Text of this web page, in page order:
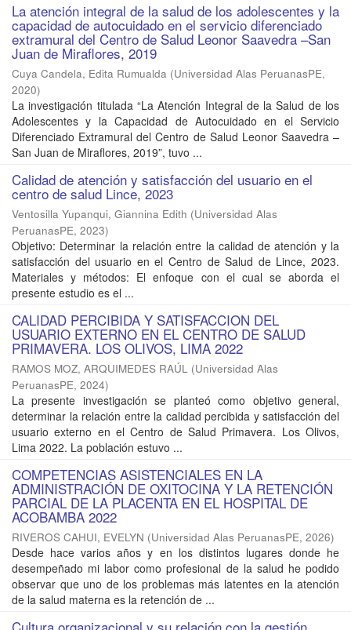
La atención integral de la salud de los adolescentes y la
capacidad de autocuidado en el servicio diferenciado
extramural del Centro de Salud Leonor Saavedra –San
Juan de Miraflores, 2019
Cuya Candela, Edita Rumualda (Universidad Alas PeruanasPE,
2020)
La investigación titulada “La Atención Integral de la Salud de los
Adolescentes y la Capacidad de Autocuidado en el Servicio
Diferenciado Extramural del Centro de Salud Leonor Saavedra –
San Juan de Miraflores, 2019”, tuvo ...
Calidad de atención y satisfacción del usuario en el
centro de salud Lince, 2023
Ventosilla Yupanqui, Giannina Edith (Universidad Alas
PeruanasPE, 2023)
Objetivo: Determinar la relación entre la calidad de atención y la
satisfacción del usuario en el Centro de Salud de Lince, 2023.
Materiales y métodos: El enfoque con el cual se aborda el
presente estudio es el ...
CALIDAD PERCIBIDA Y SATISFACCION DEL
USUARIO EXTERNO EN EL CENTRO DE SALUD
PRIMAVERA. LOS OLIVOS, LIMA 2022
RAMOS MOZ, ARQUIMEDES RAÚL (Universidad Alas
PeruanasPE, 2024)
La presente investigación se planteó como objetivo general,
determinar la relación entre la calidad percibida y satisfacción del
usuario externo en el Centro de Salud Primavera. Los Olivos,
Lima 2022. La población estuvo ...
COMPETENCIAS ASISTENCIALES EN LA
ADMINISTRACIÓN DE OXITOCINA Y LA RETENCIÓN
PARCIAL DE LA PLACENTA EN EL HOSPITAL DE
ACOBAMBA 2022
RIVEROS CAHUI, EVELYN (Universidad Alas PeruanasPE, 2026)
Desde hace varios años y en los distintos lugares donde he
desempeñado mi labor como profesional de la salud he podido
observar que uno de los problemas más latentes en la atención
de la salud materna es la retención de ...